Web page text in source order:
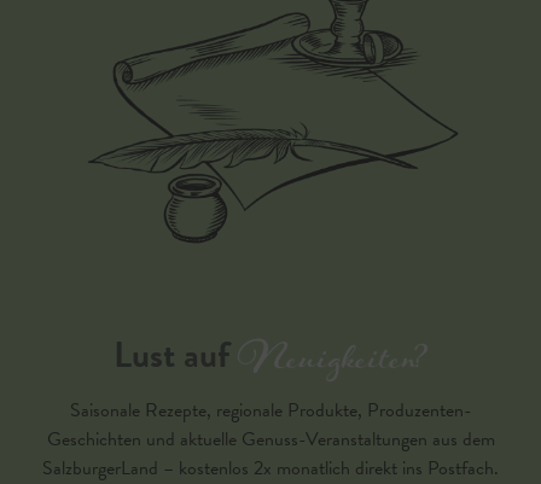
Lust aufNeuigkeiten?
Saisonale Rezepte, regionale Produkte, Produzenten-
Geschichten und aktuelle Genuss-Veranstaltungen aus dem
SalzburgerLand – kostenlos 2x monatlich direkt ins Postfach.